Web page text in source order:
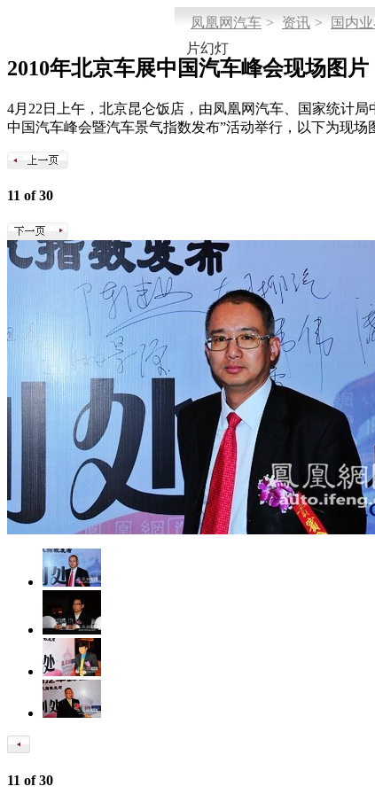
凤凰网汽车 > 资讯 > 国内
片幻灯
2010年北京车展中国汽车峰会现场图片
4月22日上午，北京昆仑饭店，由凤凰网汽车、国家统计
中国汽车峰会暨汽车景气指数发布”活动举行，以下为现场
11 of 30
11 of30